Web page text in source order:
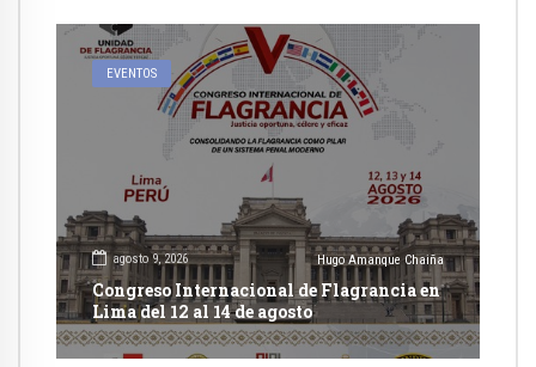
EVENTOS
agosto 9, 2026 Hugo Amanque Chaiña
Congreso Internacional de Flagrancia en
Lima del 12 al 14 de agosto